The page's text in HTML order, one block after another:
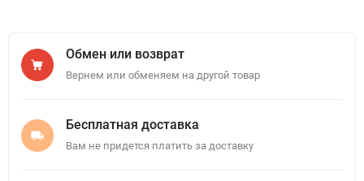
Обмен или возврат
Вернем или обменяем на другой товар
Бесплатная доставка
Вам не придется платить за доставку